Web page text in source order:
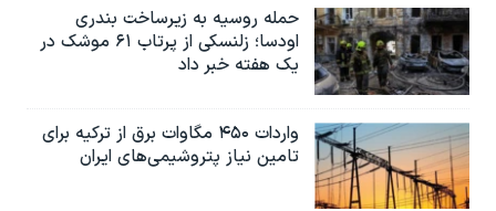
حمله روسیه به زیرساخت بندری
اودسا؛ زلنسکی از پرتاب ۶۱ موشک در
یک هفته خبر داد
واردات ۴۵۰ مگاوات برق از ترکیه برای
تامین نیاز پتروشیمی‌های ایران